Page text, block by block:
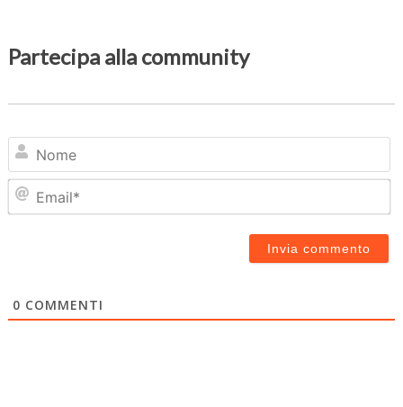
Partecipa alla community
0 COMMENTI